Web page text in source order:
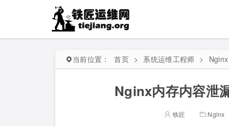
当前位置： 首页 > 系统运维工程师 > Nginx
Nginx内存内容泄
铁匠 Nginx